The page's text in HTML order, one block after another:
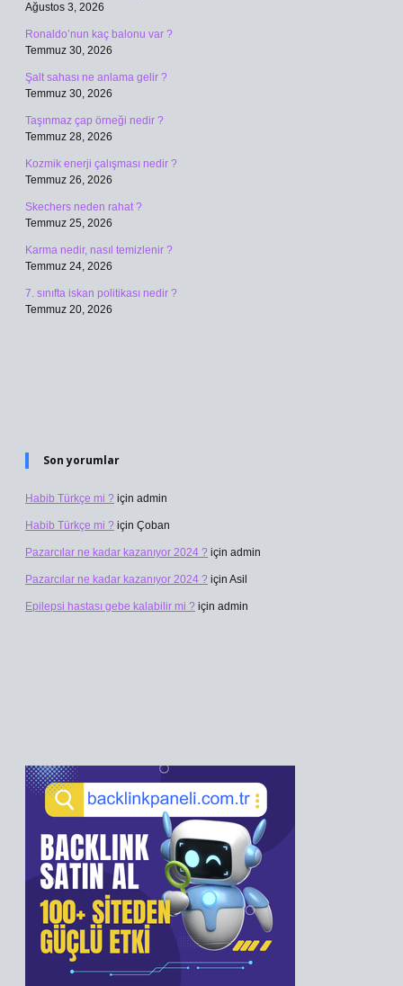
Ağustos 3, 2026
Ronaldo’nun kaç balonu var ?
Temmuz 30, 2026
Şalt sahası ne anlama gelir ?
Temmuz 30, 2026
Taşınmaz çap örneği nedir ?
Temmuz 28, 2026
Kozmik enerji çalışması nedir ?
Temmuz 26, 2026
Skechers neden rahat ?
Temmuz 25, 2026
Karma nedir, nasıl temizlenir ?
Temmuz 24, 2026
7. sınıfta iskan politikası nedir ?
Temmuz 20, 2026
Son yorumlar
Habib Türkçe mi ? için admin
Habib Türkçe mi ? için Çoban
Pazarcılar ne kadar kazanıyor 2024 ? için admin
Pazarcılar ne kadar kazanıyor 2024 ? için Asil
Epilepsi hastası gebe kalabilir mi ? için admin